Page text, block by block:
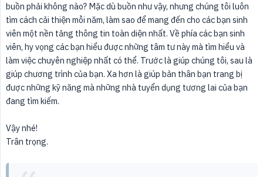
buồn phải không nào? Mặc dù buồn như vậy, nhưng chúng tôi luôn
tìm cách cải thiện mỗi năm, làm sao để mang đến cho các bạn sinh
viên một nền tảng thông tin toàn diện nhất. Về phía các bạn sinh
viên, hy vọng các bạn hiểu được những tâm tư này mà tìm hiểu và
làm việc chuyên nghiệp nhất có thể. Trước là giúp chúng tôi, sau là
giúp chương trình của bạn. Xa hơn là giúp bản thân bạn trang bị
được những kỹ năng mà những nhà tuyển dụng tương lai của bạn
đang tìm kiếm.
Vậy nhé!
Trân trọng.